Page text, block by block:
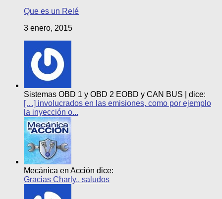
Que es un Relé
3 enero, 2015
Sistemas OBD 1 y OBD 2 EOBD y CAN BUS | dice:
[…] involucrados en las emisiones, como por ejemplo
la inyección o...
Mecánica en Acción dice:
Gracias Charly.. saludos